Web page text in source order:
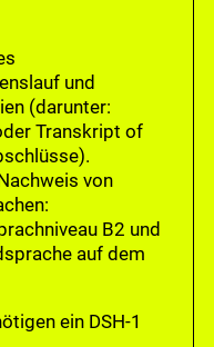
und
(darunter:
Transkript of
von
B2 und
auf dem
ein DSH-1